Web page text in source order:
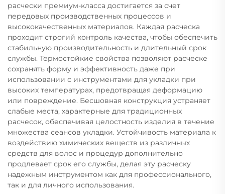
расчески премиум-класса достигается за счет
передовых производственных процессов и
высококачественных материалов. Каждая расческа
проходит строгий контроль качества, чтобы обеспечить
стабильную производительность и длительный срок
службы. Термостойкие свойства позволяют расческе
сохранять форму и эффективность даже при
использовании с инструментами для укладки при
высоких температурах, предотвращая деформацию
или повреждение. Бесшовная конструкция устраняет
слабые места, характерные для традиционных
расчесок, обеспечивая целостность изделия в течение
множества сеансов укладки. Устойчивость материала к
воздействию химических веществ из различных
средств для волос и процедур дополнительно
продлевает срок его службы, делая эту расческу
надежным инструментом как для профессионального,
так и для личного использования.